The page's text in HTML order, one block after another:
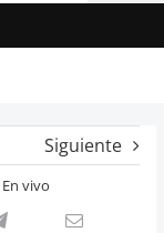
Siguiente
En vivo